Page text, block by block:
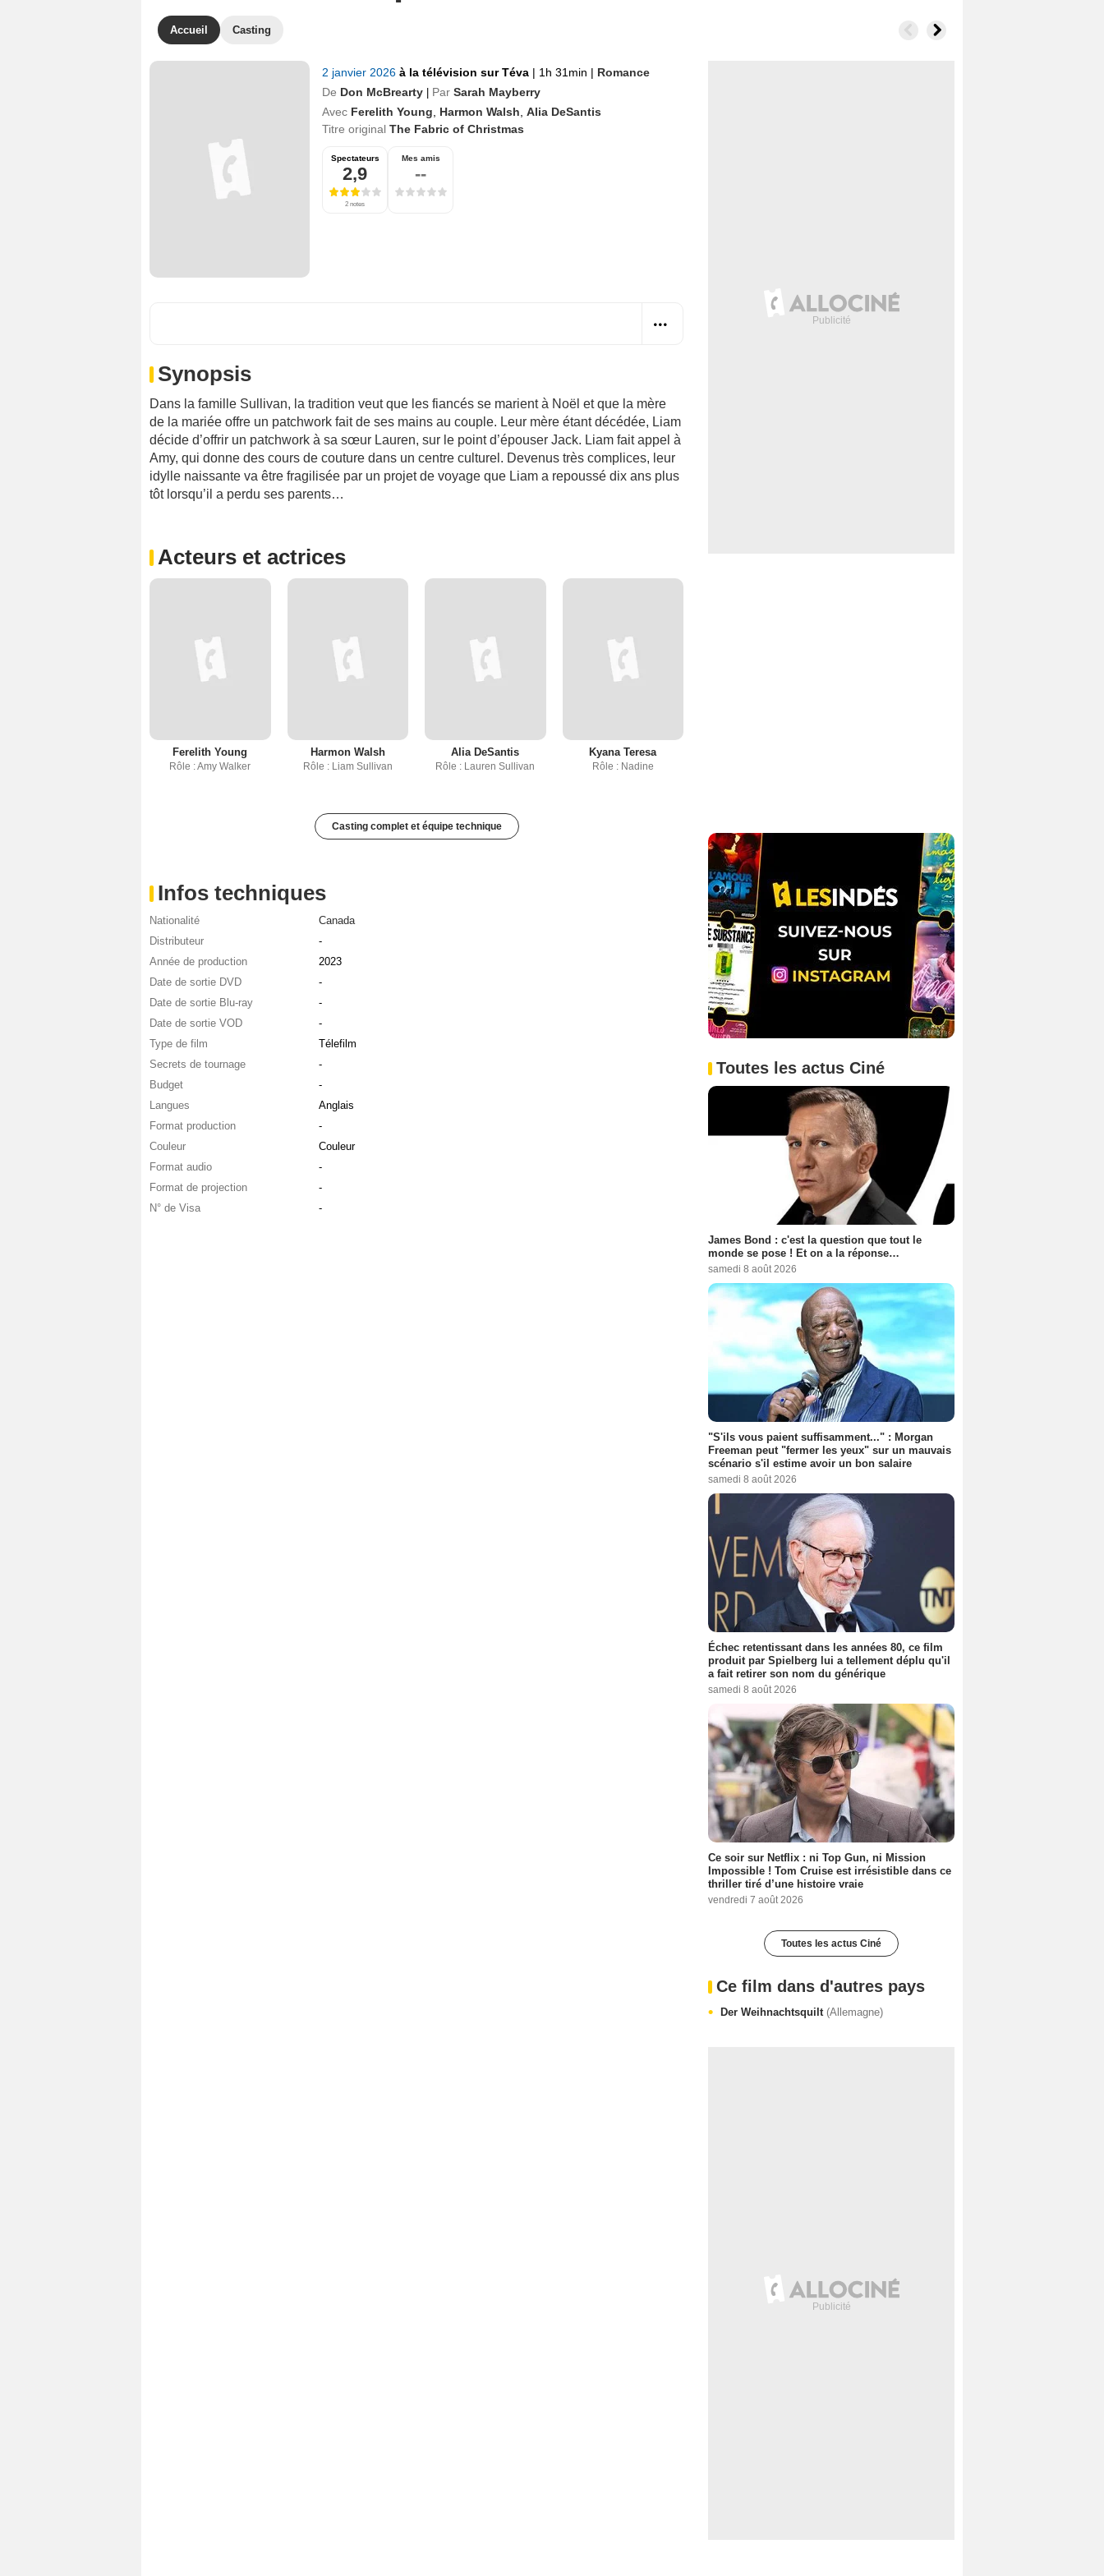
Accueil Casting
2 janvier 2026 à la télévision sur Téva | 1h 31min | Romance
De Don McBrearty Par Sarah Mayberry
Avec Ferelith Young Harmon Walsh Alia DeSantis
Titre original The Fabric of Christmas
Spectateurs
2,9
2 notes
Mes amis
--
Synopsis
Dans la famille Sullivan, la tradition veut que les fiancés se marient à Noël et que la mère
de la mariée offre un patchwork fait de ses mains au couple. Leur mère étant décédée, Liam
décide d’offrir un patchwork à sa sœur Lauren, sur le point d’épouser Jack. Liam fait appel à
Amy, qui donne des cours de couture dans un centre culturel. Devenus très complices, leur
idylle naissante va être fragilisée par un projet de voyage que Liam a repoussé dix ans plus
tôt lorsqu’il a perdu ses parents…
Acteurs et actrices
Ferelith Young
Rôle : Amy Walker
Harmon Walsh
Rôle : Liam Sullivan
Alia DeSantis
Rôle : Lauren Sullivan
Kyana Teresa
Rôle : Nadine
Casting complet et équipe technique
Infos techniques
Nationalité
Canada
Distributeur
-
Année de production
2023
Date de sortie DVD
-
Date de sortie Blu-ray
-
Date de sortie VOD
-
Type de film
Télefilm
Secrets de tournage
-
Budget
-
Langues
Anglais
Format production
-
Couleur
Couleur
Format audio
-
Format de projection
-
N° de Visa
-
Toutes les actus Ciné
James Bond : c'est la question que tout le
monde se pose ! Et on a la réponse…
samedi 8 août 2026
"S'ils vous paient suffisamment..." : Morgan
Freeman peut "fermer les yeux" sur un mauvais
scénario s'il estime avoir un bon salaire
samedi 8 août 2026
Échec retentissant dans les années 80, ce film
produit par Spielberg lui a tellement déplu qu'il
a fait retirer son nom du générique
samedi 8 août 2026
Ce soir sur Netflix : ni Top Gun, ni Mission
Impossible ! Tom Cruise est irrésistible dans ce
thriller tiré d’une histoire vraie
vendredi 7 août 2026
Toutes les actus Ciné
Ce film dans d'autres pays
Der Weihnachtsquilt (Allemagne)